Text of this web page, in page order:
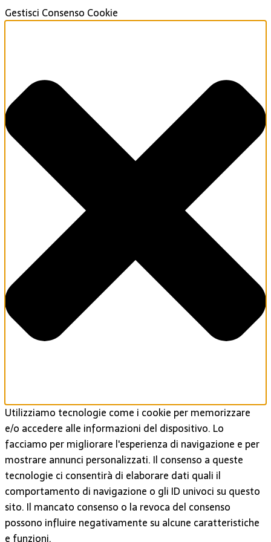
Gestisci Consenso Cookie
Utilizziamo tecnologie come i cookie per memorizzare
e/o accedere alle informazioni del dispositivo. Lo
facciamo per migliorare l'esperienza di navigazione e per
mostrare annunci personalizzati. Il consenso a queste
tecnologie ci consentirà di elaborare dati quali il
comportamento di navigazione o gli ID univoci su questo
sito. Il mancato consenso o la revoca del consenso
possono influire negativamente su alcune caratteristiche
e funzioni.